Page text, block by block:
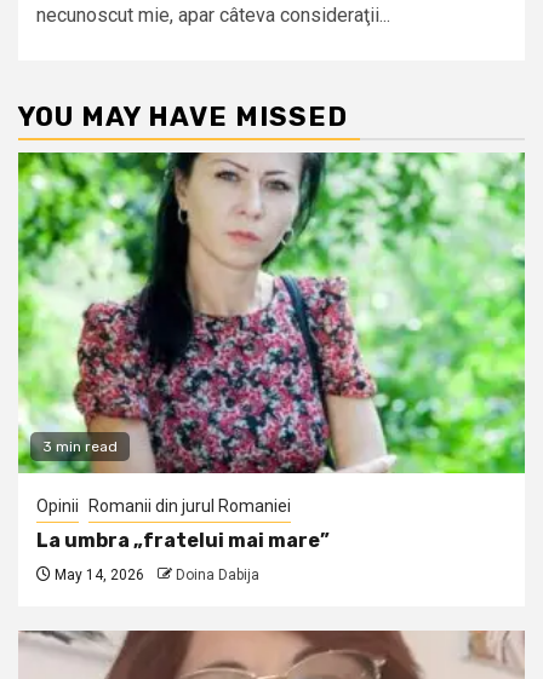
necunoscut mie, apar câteva consideraţii...
YOU MAY HAVE MISSED
3 min read
Opinii Romanii din jurul Romaniei
La umbra „fratelui mai mare”
May 14, 2026 Doina Dabija